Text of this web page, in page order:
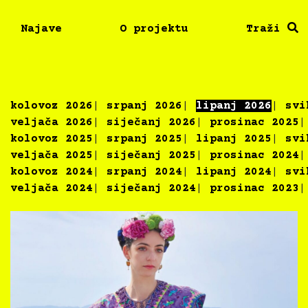
Najave O projektu Traži
kolovoz 2026 srpanj 2026 lipanj 2026
veljača 2026
siječanj 2026
prosinac 2025
kolovoz 2025
srpanj 2025 lipanj 2025
veljača 2025
siječanj 2025
prosinac 2024
kolovoz 2024
srpanj 2024 lipanj 2024
veljača 2024
siječanj 2024 prosinac 2023